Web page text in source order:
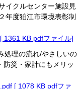
イクルセンター施設見
年度狛江市環境表彰制
KB pdfファイル]
処理の流れ/やさしいの
防災・家計にもメリッ
[ 1078 KB pdfファ